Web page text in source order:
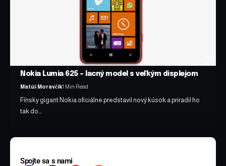
Nokia Lumia 625 – lacný model s veľkým displejom
Matúš Moravčík1 Min Read
Fínsky gigant Nokia oficiálne predstavil nový kúsok a priradil ho
tak do…
Spojte sa s nami